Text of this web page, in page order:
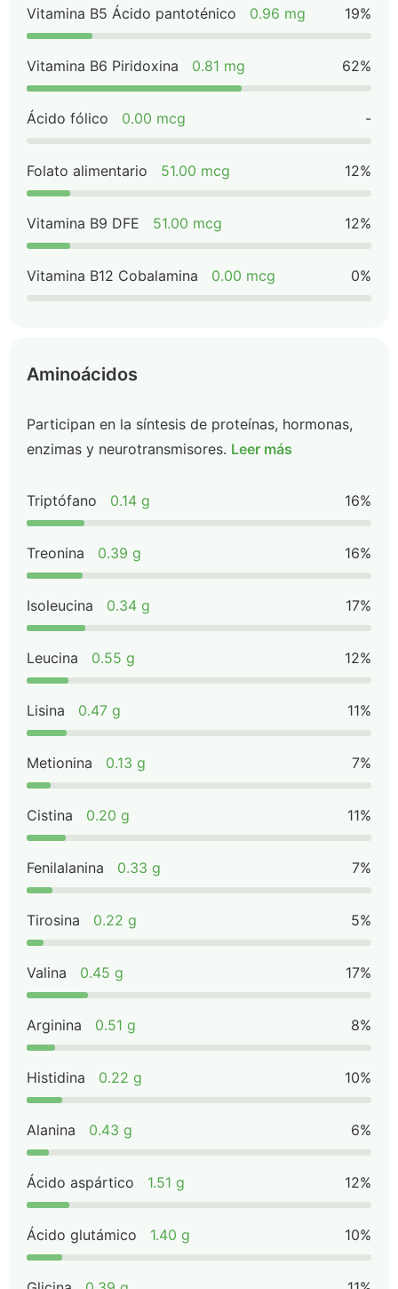
Vitamina B5 Ácido pantoténico 0.96 mg 19%
Vitamina B6 Piridoxina 0.81 mg 62%
Ácido fólico 0.00 mcg -
Folato alimentario 51.00 mcg 12%
Vitamina B9 DFE 51.00 mcg 12%
Vitamina B12 Cobalamina 0.00 mcg 0%
Aminoácidos
Participan en la síntesis de proteínas, hormonas,
enzimas y neurotransmisores. Leer más
Triptófano 0.14 g 16%
Treonina 0.39 g 16%
Isoleucina 0.34 g 17%
Leucina 0.55 g 12%
Lisina 0.47 g 11%
Metionina 0.13 g 7%
Cistina 0.20 g 11%
Fenilalanina 0.33 g 7%
Tirosina 0.22 g 5%
Valina 0.45 g 17%
Arginina 0.51 g 8%
Histidina 0.22 g 10%
Alanina 0.43 g 6%
Ácido aspártico 1.51 g 12%
Ácido glutámico 1.40 g 10%